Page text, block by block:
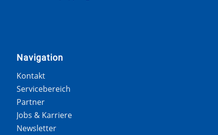
Navigation
Kontakt
Servicebereich
Partner
Jobs & Karriere
Newsletter